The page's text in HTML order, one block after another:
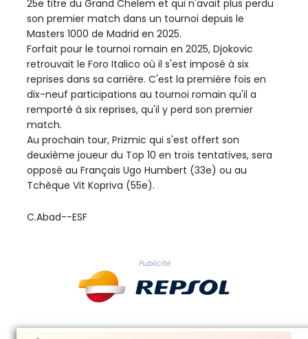
25e titre du Grand Chelem et qui n'avait plus perdu
son premier match dans un tournoi depuis le
Masters 1000 de Madrid en 2025.
Forfait pour le tournoi romain en 2025, Djokovic
retrouvait le Foro Italico où il s'est imposé à six
reprises dans sa carrière. C'est la première fois en
dix-neuf participations au tournoi romain qu'il a
remporté à six reprises, qu'il y perd son premier
match.
Au prochain tour, Prizmic qui s'est offert son
deuxième joueur du Top 10 en trois tentatives, sera
opposé au Français Ugo Humbert (33e) ou au
Tchèque Vit Kopriva (55e).
C.Abad--ESF
Publicité